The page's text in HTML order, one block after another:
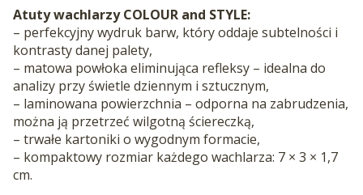
Atuty wachlarzy COLOUR and STYLE:
– perfekcyjny wydruk barw, który oddaje subtelności i
kontrasty danej palety,
– matowa powłoka eliminująca refleksy – idealna do
analizy przy świetle dziennym i sztucznym,
– laminowana powierzchnia – odporna na zabrudzenia,
można ją przetrzeć wilgotną ściereczką,
– trwałe kartoniki o wygodnym formacie,
– kompaktowy rozmiar każdego wachlarza: 7 × 3 × 1,7
cm.